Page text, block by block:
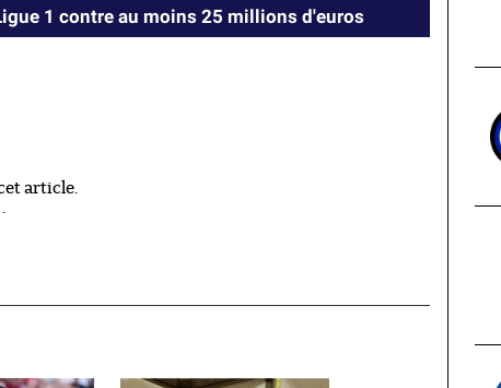
1 contre au moins 25 millions d'euros
article.